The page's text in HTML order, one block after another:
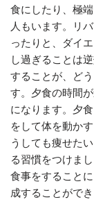
食にしたり、極
人もいます。リ
ったりと、ダイ
し過ぎることは
することが、ど
す。夕食の時間
になります。夕
をして体を動か
うしても痩せた
る習慣をつけま
食事をすること
成することがで